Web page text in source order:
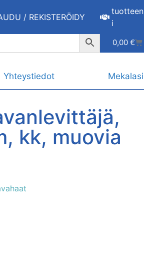
/ REKISTERÖIDY
tuotteen
i
0,00 €
Yhteystiedot Mekalasi
kk, muovia